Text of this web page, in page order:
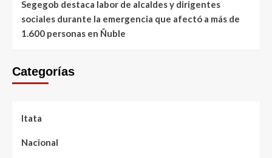
Segegob destaca labor de alcaldes y dirigentes
sociales durante la emergencia que afectó a más de
1.600 personas en Ñuble
Categorías
Itata
Nacional